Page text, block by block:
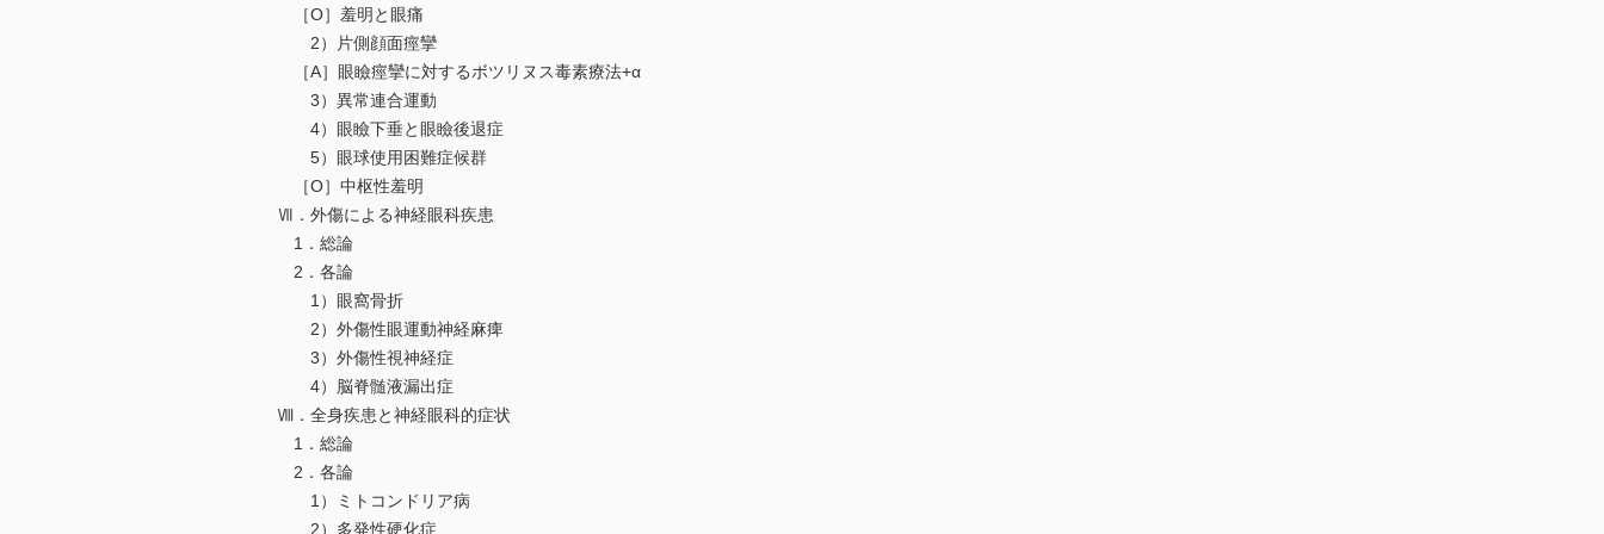
［O］羞明と眼痛
2）片側顔面痙攣
［A］眼瞼痙攣に対するボツリヌス毒素療法+α
3）異常連合運動
4）眼瞼下垂と眼瞼後退症
5）眼球使用困難症候群
［O］中枢性羞明
Ⅶ．外傷による神経眼科疾患
1．総論
2．各論
1）眼窩骨折
2）外傷性眼運動神経麻痺
3）外傷性視神経症
4）脳脊髄液漏出症
Ⅷ．全身疾患と神経眼科的症状
1．総論
2．各論
1）ミトコンドリア病
2）多発性硬化症